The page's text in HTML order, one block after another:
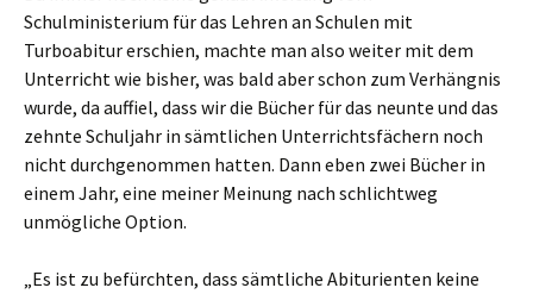
Schulministerium für das Lehren an Schulen mit
Turboabitur erschien, machte man also weiter mit dem
Unterricht wie bisher, was bald aber schon zum Verhängnis
wurde, da auffiel, dass wir die Bücher für das neunte und das
zehnte Schuljahr in sämtlichen Unterrichtsfächern noch
nicht durchgenommen hatten. Dann eben zwei Bücher in
einem Jahr, eine meiner Meinung nach schlichtweg
unmögliche Option.
„Es ist zu befürchten, dass sämtliche Abiturienten keine